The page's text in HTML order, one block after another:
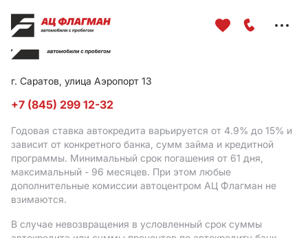
г. Саратов, улица Аэропорт 13
+7 (845) 299 12-32
Годовая ставка автокредита варьируется от 4.9% до 15% и
зависит от конкретного банка, сумм займа и кредитной
программы. Минимальный срок погашения от 61 дня,
максимальный - 96 месяцев. При этом любые
дополнительные комиссии автоцентром АЦ Флагман не
взимаются.
В случае невозвращения в условленный срок суммы